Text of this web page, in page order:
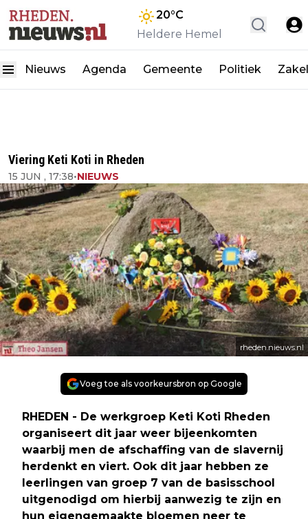
20°C
Heldere Hemel
Nieuws Agenda Gemeente Politiek
Viering Keti Koti in Rheden
15 JUN , 17:38•NIEUWS
rheden.nieuws.nl
Voeg toe als voorkeursbron op Google
RHEDEN - De werkgroep Keti Koti Rheden
organiseert dit jaar weer bijeenkomten
waarbij men de afschaffing van de slavernij
herdenkt en viert. Ook dit jaar hebben ze
leerlingen van groep 7 van de basisschool
uitgenodigd om hierbij aanwezig te zijn en
hun eigengemaakte bloemen neer te